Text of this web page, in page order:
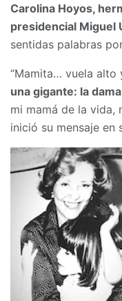
Carolina Hoyos,
presidencial Miguel
sentidas palabras
“Mamita… vuela
una gigante: la
mi mamá de la vida,
inició su mensaje en